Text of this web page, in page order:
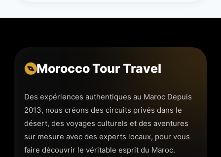
Morocco Tour Travel
Des expériences authentiques au Maroc Depuis
2013, nous créons des circuits privés dans le
désert, des voyages culturels et des aventures
sur mesure avec des experts locaux, pour vous
faire découvrir le véritable esprit du Maroc.